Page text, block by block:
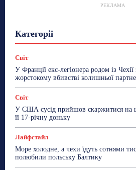
РЕКЛАМА
Категорії
Сад та
ТехноМанія
Топ-
Світ
У Франції екс-легіонера родом із
жорстокому вбивстві колишньої
Світ
У США сусід прийшов скаржитися на
її 17-річну доньку
Лайфстайл
Море холодне, а чехи їдуть сотнями
полюбили польську Балтику